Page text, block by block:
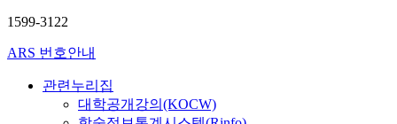
1599-3122
ARS 번호안내
관련누리집
대학공개강의(KOCW)